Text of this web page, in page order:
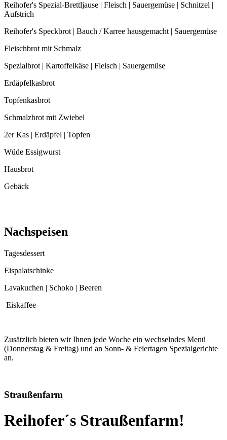
Reihofer's Spezial-Brettljause | Fleisch | Sauergemüse | Schnitzel |
Aufstrich
Reihofer's Speckbrot | Bauch / Karree hausgemacht | Sauergemüse
Fleischbrot mit Schmalz
Spezialbrot | Kartoffelkäse | Fleisch | Sauergemüse
Erdäpfelkasbrot
Topfenkasbrot
Schmalzbrot mit Zwiebel
2er Kas | Erdäpfel | Topfen
Wüde Essigwurst
Hausbrot
Gebäck
Nachspeisen
Tagesdessert
Eispalatschinke
Lavakuchen | Schoko | Beeren
Eiskaffee
Zusätzlich bieten wir Ihnen jede Woche ein wechselndes Menü
(Donnerstag & Freitag) und an Sonn- & Feiertagen Spezialgerichte
an.
Straußenfarm
Reihofer´s Straußenfarm!